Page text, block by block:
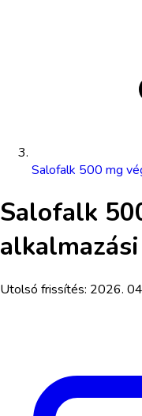
Salofalk 500 mg
Salofalk
Utolsó frissítés: 2026.